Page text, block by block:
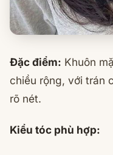
Đặc điểm: Khuôn
chiều rộng, với trán
rõ nét.
Kiểu tóc phù hợp: